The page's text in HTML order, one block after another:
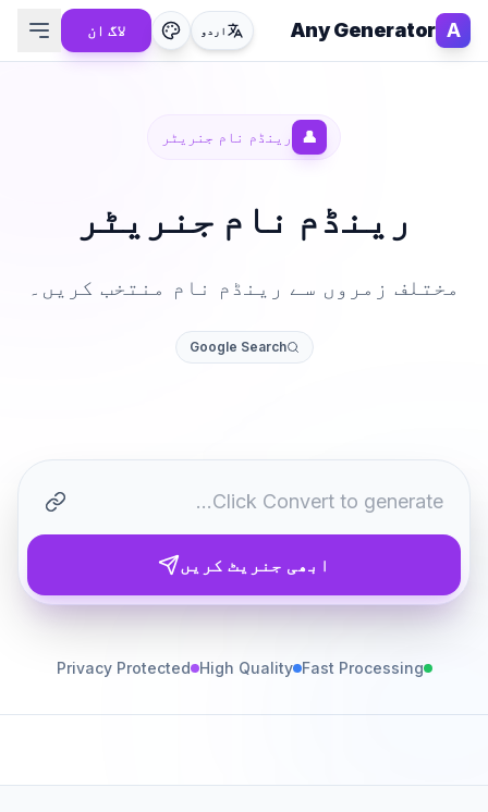
A
Any Generator اردو لاگ ان
👤 رینڈم نام جنریٹر
رینڈم نام جنریٹر
مختلف زمروں سے رینڈم نام منتخب کریں۔
Google Search
ابھی جنریٹ کریں
Fast Processing
High Quality
Privacy Protected